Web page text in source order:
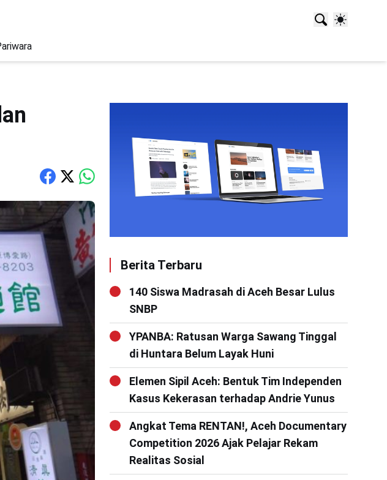
Berita Terbaru
140 Siswa Madrasah di Aceh Besar Lulus
SNBP
YPANBA: Ratusan Warga Sawang Tinggal
di Huntara Belum Layak Huni
Elemen Sipil Aceh: Bentuk Tim Independen
Kasus Kekerasan terhadap Andrie Yunus
Angkat Tema RENTAN!, Aceh Documentary
Competition 2026 Ajak Pelajar Rekam
Realitas Sosial